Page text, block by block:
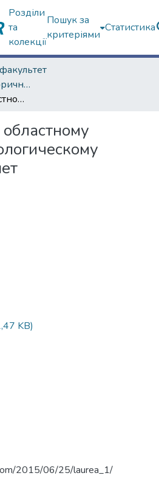
Розділи
та
колекції
Пошук за
критеріями
Статистика
Наукові роботи. Історичний факультет
Харьковскому областному историко­археологическому обществу 20 лет
KB)
2015/06/25/laurea_1/